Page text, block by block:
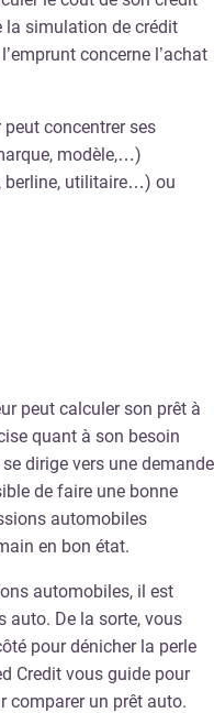
la simulation de crédit
concerne l’achat
concentrer ses
modèle,…)
berline, utilitaire…) ou
peut calculer son prêt à
quant à son besoin
dirige vers une demande
de faire une bonne
automobiles
en bon état.
automobiles, il est
auto. De la sorte, vous
pour dénicher la perle
Credit vous guide pour
comparer un prêt auto.